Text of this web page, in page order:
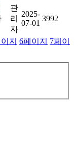
관
리
자
2025-
07-01
3992
지 6페이지 7페이